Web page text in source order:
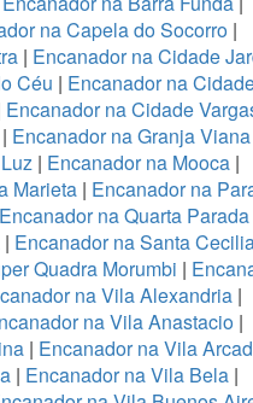
na Capela do Socorro |
| Encanador na Cidade
Céu | Encanador na
Encanador na Cidade
| Encanador na Granja Viana
| Encanador na Mooca |
Marieta| Encanador na
Encanador na Quarta Parada
| Encanador na Santa
Quadra Morumbi |
na Vila Alexandria |
na Vila Anastacio|
| Encanador na Vila
| Encanador na Vila Bela|